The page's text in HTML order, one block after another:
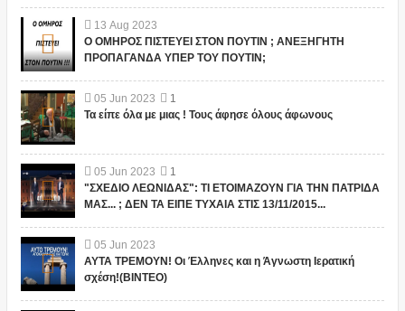
13 Aug 2023
Ο ΟΜΗΡΟΣ ΠΙΣΤΕΥΕΙ ΣΤΟΝ ΠΟΥΤΙΝ ; ΑΝΕΞΗΓΗΤΗ
ΠΡΟΠΑΓΑΝΔΑ ΥΠΕΡ ΤΟΥ ΠΟΥΤΙΝ;
05 Jun 2023
1
Τα είπε όλα με μιας ! Τους άφησε όλους άφωνους
05 Jun 2023
1
"ΣΧΕΔΙΟ ΛΕΩΝΙΔΑΣ": ΤΙ ΕΤΟΙΜΑΖΟΥΝ ΓΙΑ ΤΗΝ ΠΑΤΡΙΔΑ
ΜΑΣ... ; ΔΕΝ ΤΑ ΕΙΠΕ ΤΥΧΑΙΑ ΣΤΙΣ 13/11/2015...
05 Jun 2023
ΑΥΤΑ ΤΡΕΜΟΥΝ! Οι Έλληνες και η Άγνωστη Ιερατική
σχέση!(ΒΙΝΤΕΟ)